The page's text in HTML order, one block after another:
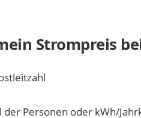
Strompreis
der Personen oder kWh/Jahr